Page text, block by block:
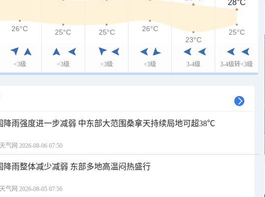
<3级 <3级 <3级 <3级 3-4级 3-4级转<3级
28°C
26°C 25°C 25°C
26°C
23°C
25°C
降雨强度进一步减弱 中东部大范围桑拿天持续局地可超38℃
气网 2026-08-06 07:50
降雨整体减少减弱 东部多地高温闷热盛行
气网 2026-08-05 07:56